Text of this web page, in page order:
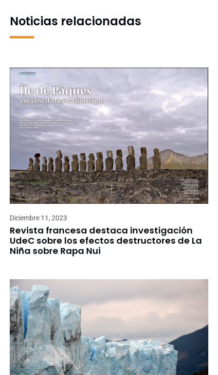
Noticias relacionadas
Diciembre 11, 2023
Revista francesa destaca investigación
UdeC sobre los efectos destructores de La
Niña sobre Rapa Nui